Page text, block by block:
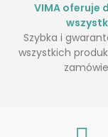
VIMA oferuje
Szybka i
wszystkich